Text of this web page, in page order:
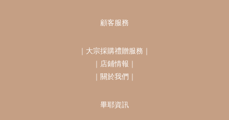
顧客服務
｜ 大宗採購禮贈服務 ｜
｜ 店鋪情報 ｜
｜ 關於我們 ｜
畢耶資訊